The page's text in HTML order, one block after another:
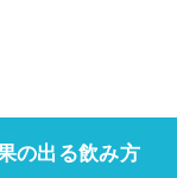
の出る飲み方